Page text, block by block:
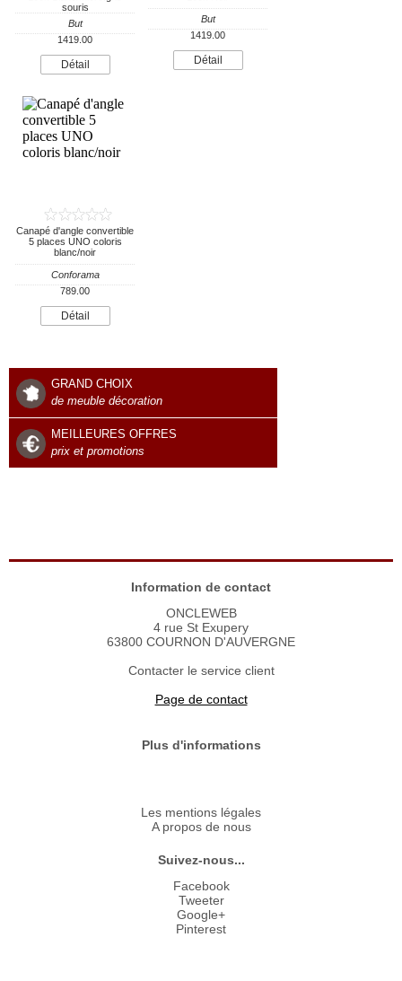
souris
But
1419.00
Détail
But
1419.00
Détail
Canapé d'angle convertible
5 places UNO coloris
blanc/noir
Conforama
789.00
Détail
GRAND CHOIX
de meuble décoration
MEILLEURES OFFRES
prix et promotions
Information de contact
ONCLEWEB
4 rue St Exupery
63800 COURNON D'AUVERGNE
Contacter le service client
Page de contact
Plus d'informations
Les mentions légales
A propos de nous
Suivez-nous...
Facebook
Tweeter
Google+
Pinterest